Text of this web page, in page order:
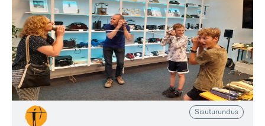
Sisuturundus